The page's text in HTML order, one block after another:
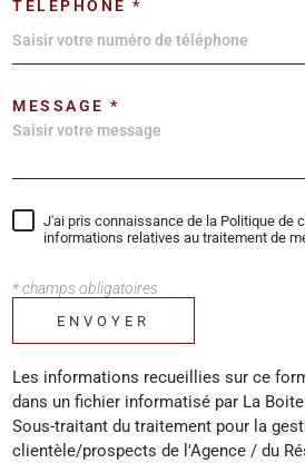
TÉLÉPHONE *
MESSAGE *
J'ai pris connaissance de la Politique de
informations relatives au traitement de
* champs obligatoires
ENVOYER
Les informations recueillies sur ce
dans un fichier informatisé par La
Sous-traitant du traitement pour la
clientèle/prospects de l'Agence / du